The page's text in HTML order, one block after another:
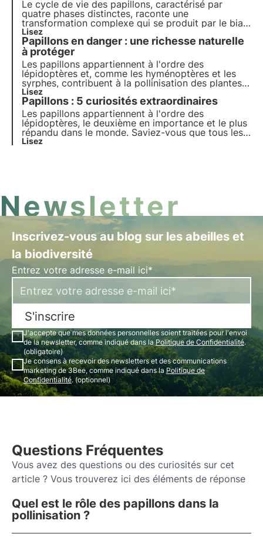
Le cycle de vie des papillons, caractérisé par
quatre phases distinctes, raconte une
transformation complexe qui se produit par le biais
d'un phénomène appelé métamorphose. Apprenez-
en plus sur la dynamique de ce processus dans cet
article et découvrez un fait intéressant sur la
mémoire des papillons.
Lisez
Papillons en danger : une richesse naturelle
à protéger
Les papillons appartiennent à l'ordre des
lépidoptères et, comme les hyménoptères et les
syrphes, contribuent à la pollinisation des plantes.
Cependant, certaines espèces particulières sont
rares et menacées. Découvrez ce qu'elles sont, où
elles vivent et ce que vous pouvez faire pour les
préserver.
Lisez
Papillons : 5 curiosités extraordinaires
Les papillons appartiennent à l'ordre des
lépidoptères, le deuxième en importance et le plus
répandu dans le monde. Saviez-vous que tous les
papillons ne sont pas inoffensifs ? Et que certains
Lisez
Newsletter
Inscrivez-vous au blog sur les abeilles et
la biodiversité
Entrez votre adresse e-mail ici*
S'inscrire
J'accepte que mes données personnelles soient traitées pour l'envoi
de la newsletter, comme indiqué dans la Politique de Confidentialité.
(obligatoire)
Je consens à recevoir des newsletters et des communications
marketing de 3Bee, comme indiqué dans la Politique de
Confidentialité. (optionnel)
Questions Fréquentes
Vous avez des questions ou des curiosités sur cet
article ? Vous trouverez ici des éléments de réponse
Quel est le rôle des papillons dans la
pollinisation ?